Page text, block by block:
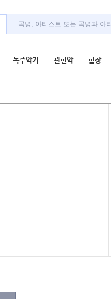
독주악기 관현악 합창